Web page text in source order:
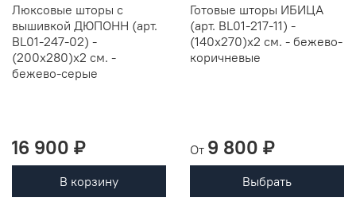
Люксовые шторы с
вышивкой ДЮПОНН (арт.
BL01-247-02) -
(200х280)х2 см. -
бежево-серые
16 900 ₽
В корзину
Готовые шторы ИБИЦА
(арт. BL01-217-11) -
(140х270)х2 см. - бежево-
коричневые
От 9 800 ₽
Выбрать